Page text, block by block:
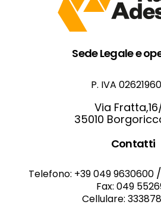
Sede Legale e
P. IVA
Via
35010
Contatti
Telefono: +39 049 9630600 /
Fax: 049
Cellulare: